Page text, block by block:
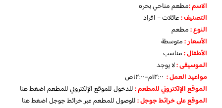
الاسم :مطعم مناحي بحره
التصنيف:عائلات – افراد
النوع :مطعم
الأسعار:متوسطة
الأطفال:مناسب
الموسيقى :لا يوجد
مواعيد العمل :
الموقع الإلكتروني للمطعم:للدخول للموقع الإلكتروني للمطعماضغط هنا
الموقع على خرائط جوجل:للوصول للمطعم عبر خرائط جوجلاضغط هنا